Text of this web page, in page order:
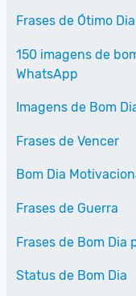
Frases de Ótimo Dia
150 imagens de
WhatsApp
Imagens de Bom
Frases de Vencer
Bom Dia
Frases de Guerra
Frases de Bom Dia
Status de Bom Dia